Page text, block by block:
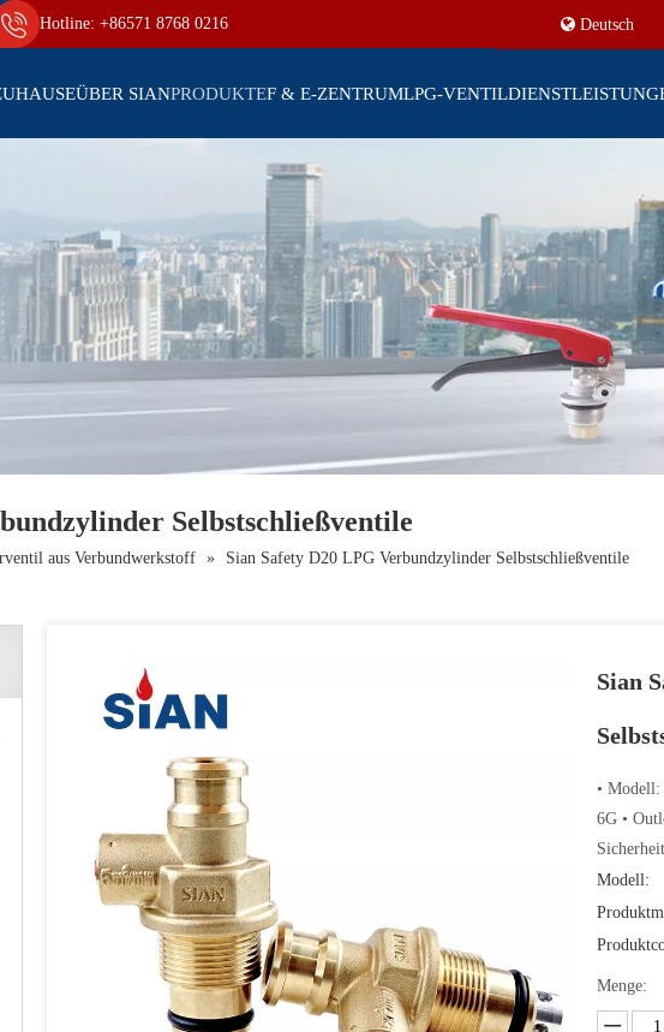
Hotline: +86571 8768 0216 Deutsch
ÜBER SIANPRODUKTEF & E-ZENTRUMLPG-VENTIL
Selbstschließventile
aus Verbundwerkstoff » Sian Safety D20 LPG Verbundzylinder Selbstschließventile
Sian
•
6G •
Modell:
Menge: